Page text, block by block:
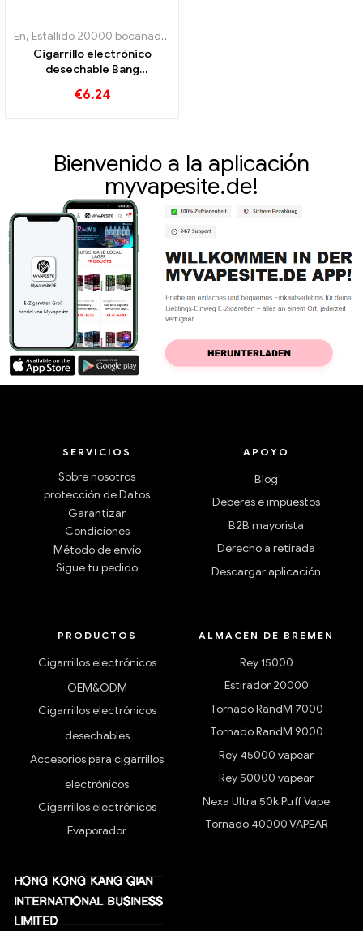
En, Estallido 20000 bocanadas
Cigarrillo electrónico
desechable Bang
sandía y arándano y malla
€6.24
Bienvenido a la aplicación
myvapesite.de!
SERVICIOS
Sobre nosotros
protección de Datos
Garantizar
Condiciones
Método de envío
Sigue tu pedido
APOYO
Blog
Deberes e impuestos
B2B mayorista
Derecho a retirada
Descargar aplicación
PRODUCTOS
Cigarrillos electrónicos
OEM&ODM
Cigarrillos electrónicos
desechables
Accesorios para cigarrillos
electrónicos
Cigarrillos electrónicos
Evaporador
ALMACÉN DE BREMEN
Rey 15000
Estirador 20000
Tornado RandM 7000
Tornado RandM 9000
Rey 45000 vapear
Rey 50000 vapear
Nexa Ultra 50k Puff Vape
Tornado 40000 VAPEAR